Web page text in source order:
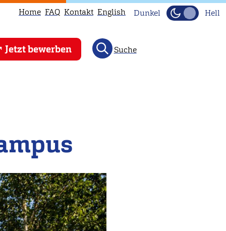
Home FAQ Kontakt English Dunkel Hell
Jetzt bewerben Suche